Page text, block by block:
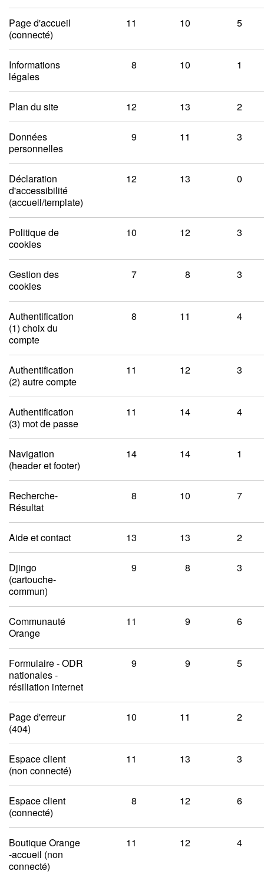
Page d'accueil
(connecté)
11 10 5
Informations
légales
8 10 1
Plan du site 12 13 2
Données
personnelles
9 11 3
Déclaration
d'accessibilité
(accueil/template)
12 13 0
Politique de
cookies
10 12 3
Gestion des
cookies
7 8 3
Authentification
(1) choix du
compte
8 11 4
Authentification
(2) autre compte
11 12 3
Authentification
(3) mot de passe
11 14 4
Navigation
(header et footer)
14 14 1
Recherche-
Résultat
8 10 7
Aide et contact 13 13 2
Djingo
(cartouche-
commun)
9 8 3
Communauté
Orange
11 9 6
Formulaire - ODR
nationales -
résiliation internet
9 9 5
Page d'erreur
(404)
10 11 2
Espace client
(non connecté)
11 13 3
Espace client
(connecté)
8 12 6
Boutique Orange
-accueil (non
connecté)
11 12 4